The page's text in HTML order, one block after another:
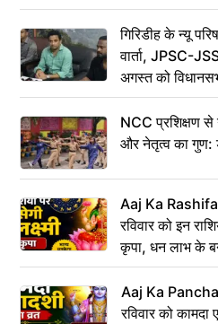
गिरिडीह के न्यू
वार्ता, JPSC-
अगस्त को
NCC प्रशिक्षण
और नेतृत्व का गुण:
Aaj Ka
रविवार को इन
कृपा, धन लाभ के
Aaj Ka
रविवार को